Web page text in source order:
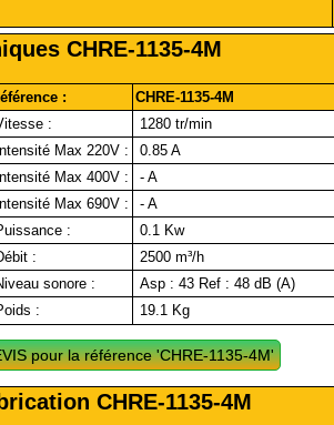
CHRE-1135-4M
:
CHRE-1135-4M
:
1280 tr/min
Max 220V :
0.85 A
Max 400V :
- A
Max 690V :
- A
:
0.1 Kw
:
2500 m³/h
sonore :
Asp : 43 Ref : 48 dB (A)
:
19.1 Kg
pour la référence 'CHRE-1135-4M'
CHRE-1135-4M